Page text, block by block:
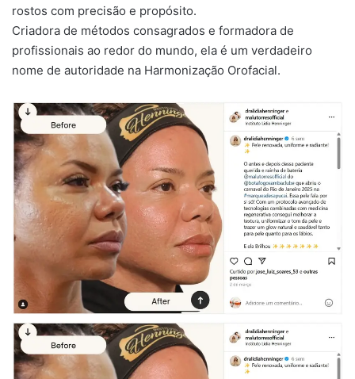
rostos com precisão e propósito.
Criadora de métodos consagrados e formadora de
profissionais ao redor do mundo, ela é um verdadeiro
nome de autoridade na Harmonização Orofacial.